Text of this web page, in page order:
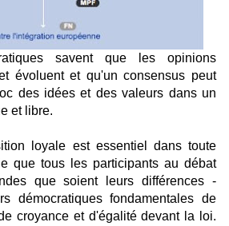
savent que les opinions
évoluent et qu'un consensus peut
des idées et des valeurs dans un
et libre.
loyale est essentiel dans toute
que tous les participants au débat
que soient leurs différences -
démocratiques fondamentales de
croyance et d'égalité devant la loi.